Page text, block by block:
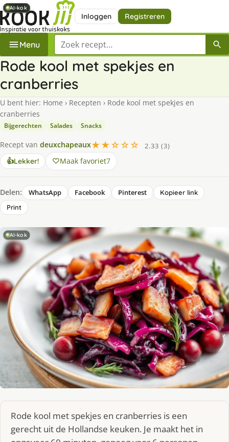
Inloggen Registreren
Menu Zoek een recept
Rode kool met spekjes en
cranberries
U bent hier: Home › Recepten › Rode kool met spekjes en
cranberries
Bijgerechten Salades Snacks
Recept van deuxchapeaux★★☆☆☆
2.33 (3)
👍Lekker! Maak favoriet7
Delen: WhatsApp Facebook Pinterest
Kopieer link
Print
AI-kok
Rode kool met spekjes en cranberries is een
gerecht uit de Hollandse keuken. Je maakt het in
AI-kok
AI-kok
AI-kok
AI-kok